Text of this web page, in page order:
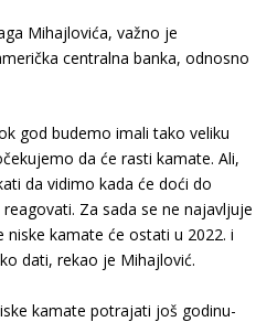
Mihajlovića, važno je
centralna banka, odnosno
god budemo imali tako veliku
da će rasti kamate. Ali,
da vidimo kada će doći do
Za sada se ne najavljuje
kamate će ostati u 2022. i
dati, rekao je Mihajlović.
kamate potrajati još godinu-